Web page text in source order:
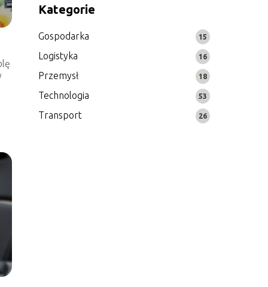
Kategorie
Gospodarka 15
Logistyka 16
Przemysł 18
Technologia 53
Transport 26